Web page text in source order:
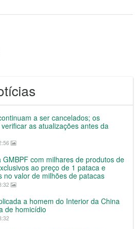
a ser cancelados; os
as atualizações antes da
GMBPF com milhares de produtos de
ao preço de 1 pataca e
no valor de milhões de patacas
a homem do Interior da China
de homicídio